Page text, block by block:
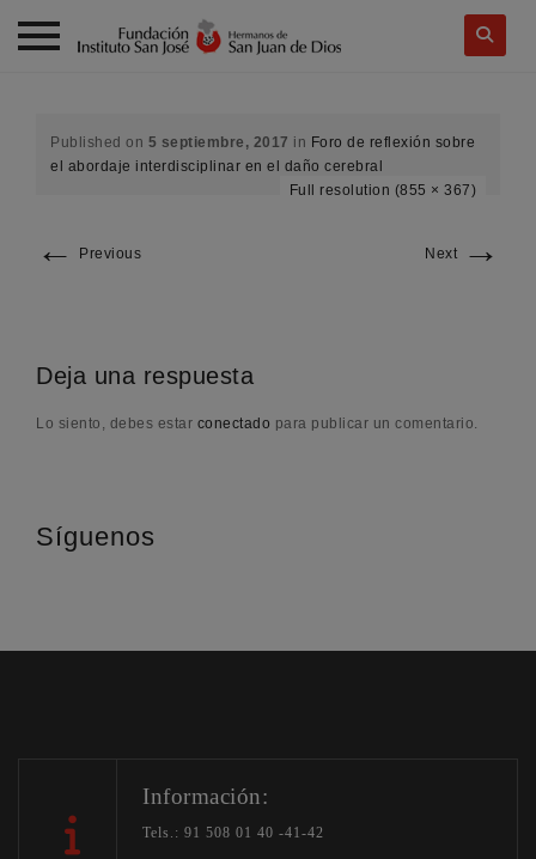
Published on 5 septiembre, 2017 in Foro de reflexión sobre
el abordaje interdisciplinar en el daño cerebral
Full resolution (855 × 367)
← Previous Next →
Deja una respuesta
Lo siento, debes estar conectado para publicar un comentario.
Síguenos
Información:
Tels.: 91 508 01 40 -41-42